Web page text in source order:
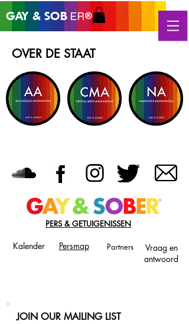
GAY & SOB ER®
OVER DE STAAT
PERS & GETUIGENISSEN
Kalender Persmap Partners
Vraag en
antwoord
JOIN OUR MAILING LIST